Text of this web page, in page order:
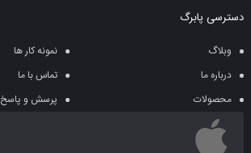
دسترسی پابرگ
وبلاگ
نمونه کار ها
درباره ما
تماس با ما
محصولات
پرسش و پاسخ